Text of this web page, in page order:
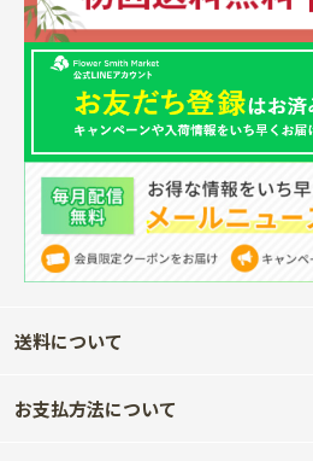
送料について
お支払方法について